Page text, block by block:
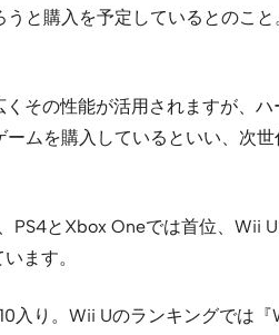
と購入を予定しているとのこ
その性能が活用されますが、
ムを購入しているといい、次
とXbox Oneでは首位、Wii
ます。
入り。Wii Uのランキングでは